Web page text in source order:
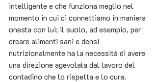
intelligente e che funziona meglio nel
momento in cui ci connettiamo in maniera
onesta con lui; il suolo, ad esempio, per
creare alimenti sani e densi
nutrizionalmente ha la necessità di avere
una direzione agevolata dal lavoro del
contadino che lo rispetta e lo cura.